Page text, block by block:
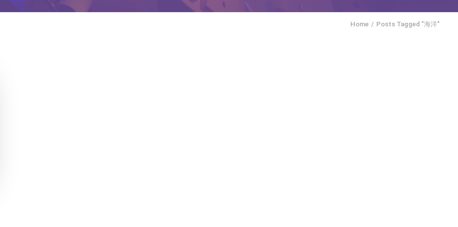
Home Posts Tagged "海洋"